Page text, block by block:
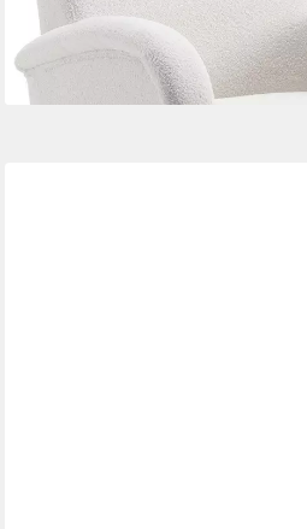
-25%
lieferbar - in 3-4 Werktagen bei dir